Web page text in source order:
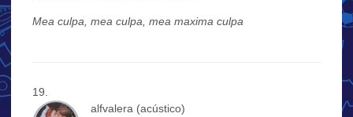
Mea culpa, mea culpa, mea maxima culpa
alfvalera (acústico)